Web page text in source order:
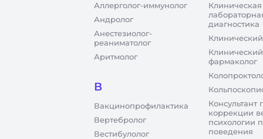
Аллерголог-иммунолог
Андролог
Анестезиолог-
реаниматолог
Аритмолог
В
Вакцинопрофилактика
Вертебролог
Вестибулолог
Клиническая
диагностика
Клинический
фармаколог
Консультант
коррекции
психологии
поведения